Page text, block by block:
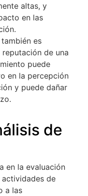
altas, y
en las
es
de una
puede
en la percepción
y puede dañar
de
en la evaluación
de
a las